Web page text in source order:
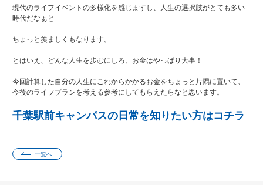
現代のライフイベントの多様化を感じますし、人生の選択肢がとても多い
時代だなぁと
ちょっと羨ましくもなります。
とはいえ、どんな人生を歩むにしろ、お金はやっぱり大事！
今回計算した自分の人生にこれからかかるお金をちょっと片隅に置いて、
今後のライフプランを考える参考にしてもらえたらなと思います。
千葉駅前キャンパスの日常を知りたい方はコチラ
一覧へ